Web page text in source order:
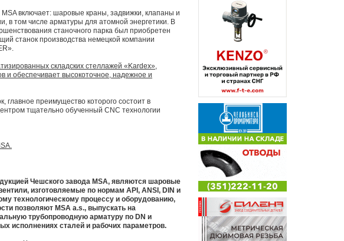
включает: шаровые краны, задвижки, клапаны и
в том числе арматуры для атомной энергетики. В
станочного парка был приобретен
станок производства немецкой компании
складских стеллажей «Kardex»,
и обеспечивает высокоточное, надежное и
преимущество которого состоит в
тщательно обученный CNC технологии
Чешского завода MSA, являются шаровые
изготовляемые по нормам API, ANSI, DIN и
технологическому процессу и оборудованию,
позволяют MSA a.s., выпускать на
трубопроводную арматуру по DN и
исполнениях сталей и рабочих параметров.